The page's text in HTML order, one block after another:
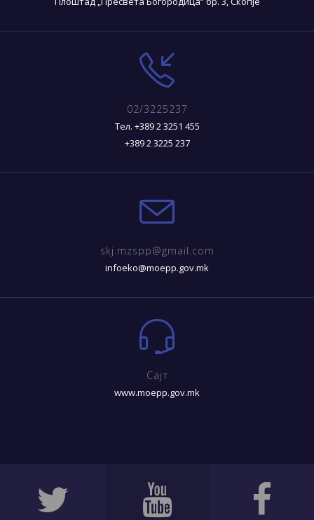
02/3225237
Тел. +389 2 3251 455
+389 2 3225 237
skj.mzspp@gmail.com
infoeko@moepp.gov.mk
Сајт
www.moepp.gov.mk